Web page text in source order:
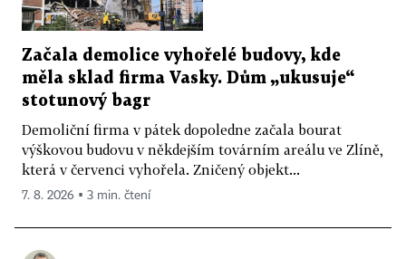
Začala demolice vyhořelé budovy, kde
měla sklad firma Vasky. Dům „ukusuje“
stotunový bagr
Demoliční firma v pátek dopoledne začala bourat
výškovou budovu v někdejším továrním areálu ve Zlíně,
která v červenci vyhořela. Zničený objekt...
7. 8. 2026 ▪ 3 min. čtení